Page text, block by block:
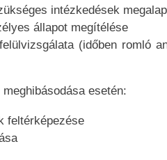
intézkedések
állapot megítélése
(időben romló
esetén:
feltérképezése